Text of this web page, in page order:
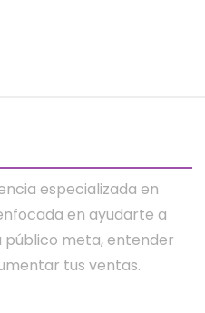
especializada en
en ayudarte a
público meta, entender
tus ventas.